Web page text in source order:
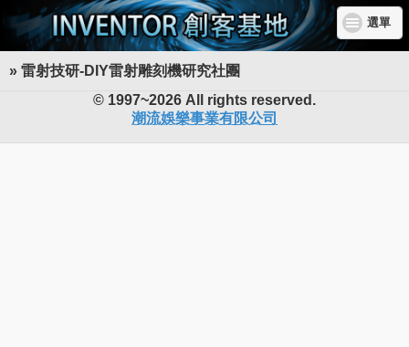
選單
» 雷射技研-DIY雷射雕刻機研究社團
INVENTOR 創客基地
© 1997~2026 All rights reserved.
潮流娛樂事業有限公司